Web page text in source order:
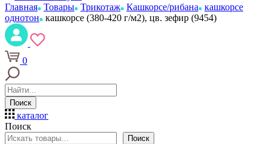
Главная Товары Трикотаж Кашкорсе/рибана
кашкорсе
однотон
кашкорсе (380-420 г/м2), цв. зефир (9454)
0
Поиск
каталог
Поиск
Поиск